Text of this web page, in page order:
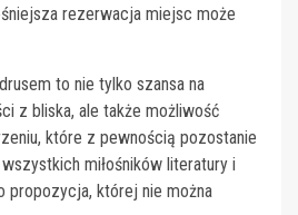
rezerwacja miejsc może
to nie tylko szansa na
z bliska, ale także możliwość
które z pewnością pozostanie
miłośników literatury i
propozycja, której nie można